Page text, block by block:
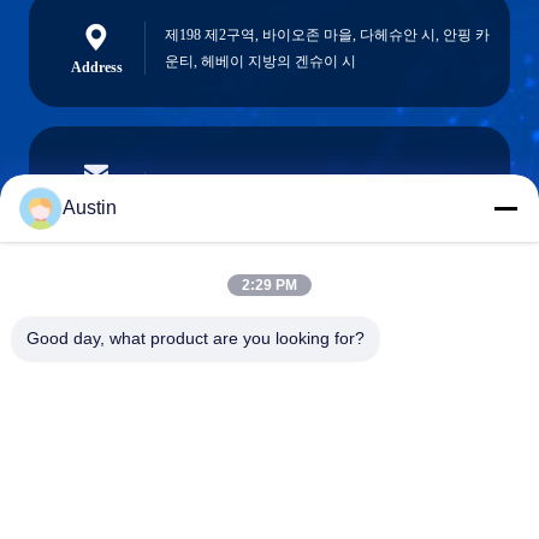
Address
제198 제2구역, 바이오존 마을, 다헤슈안 시, 안핑 카
운티, 헤베이 지방의 겐슈이 시
E-mail
Phone
Austin
2:29 PM
Good day, what product are you looking for?